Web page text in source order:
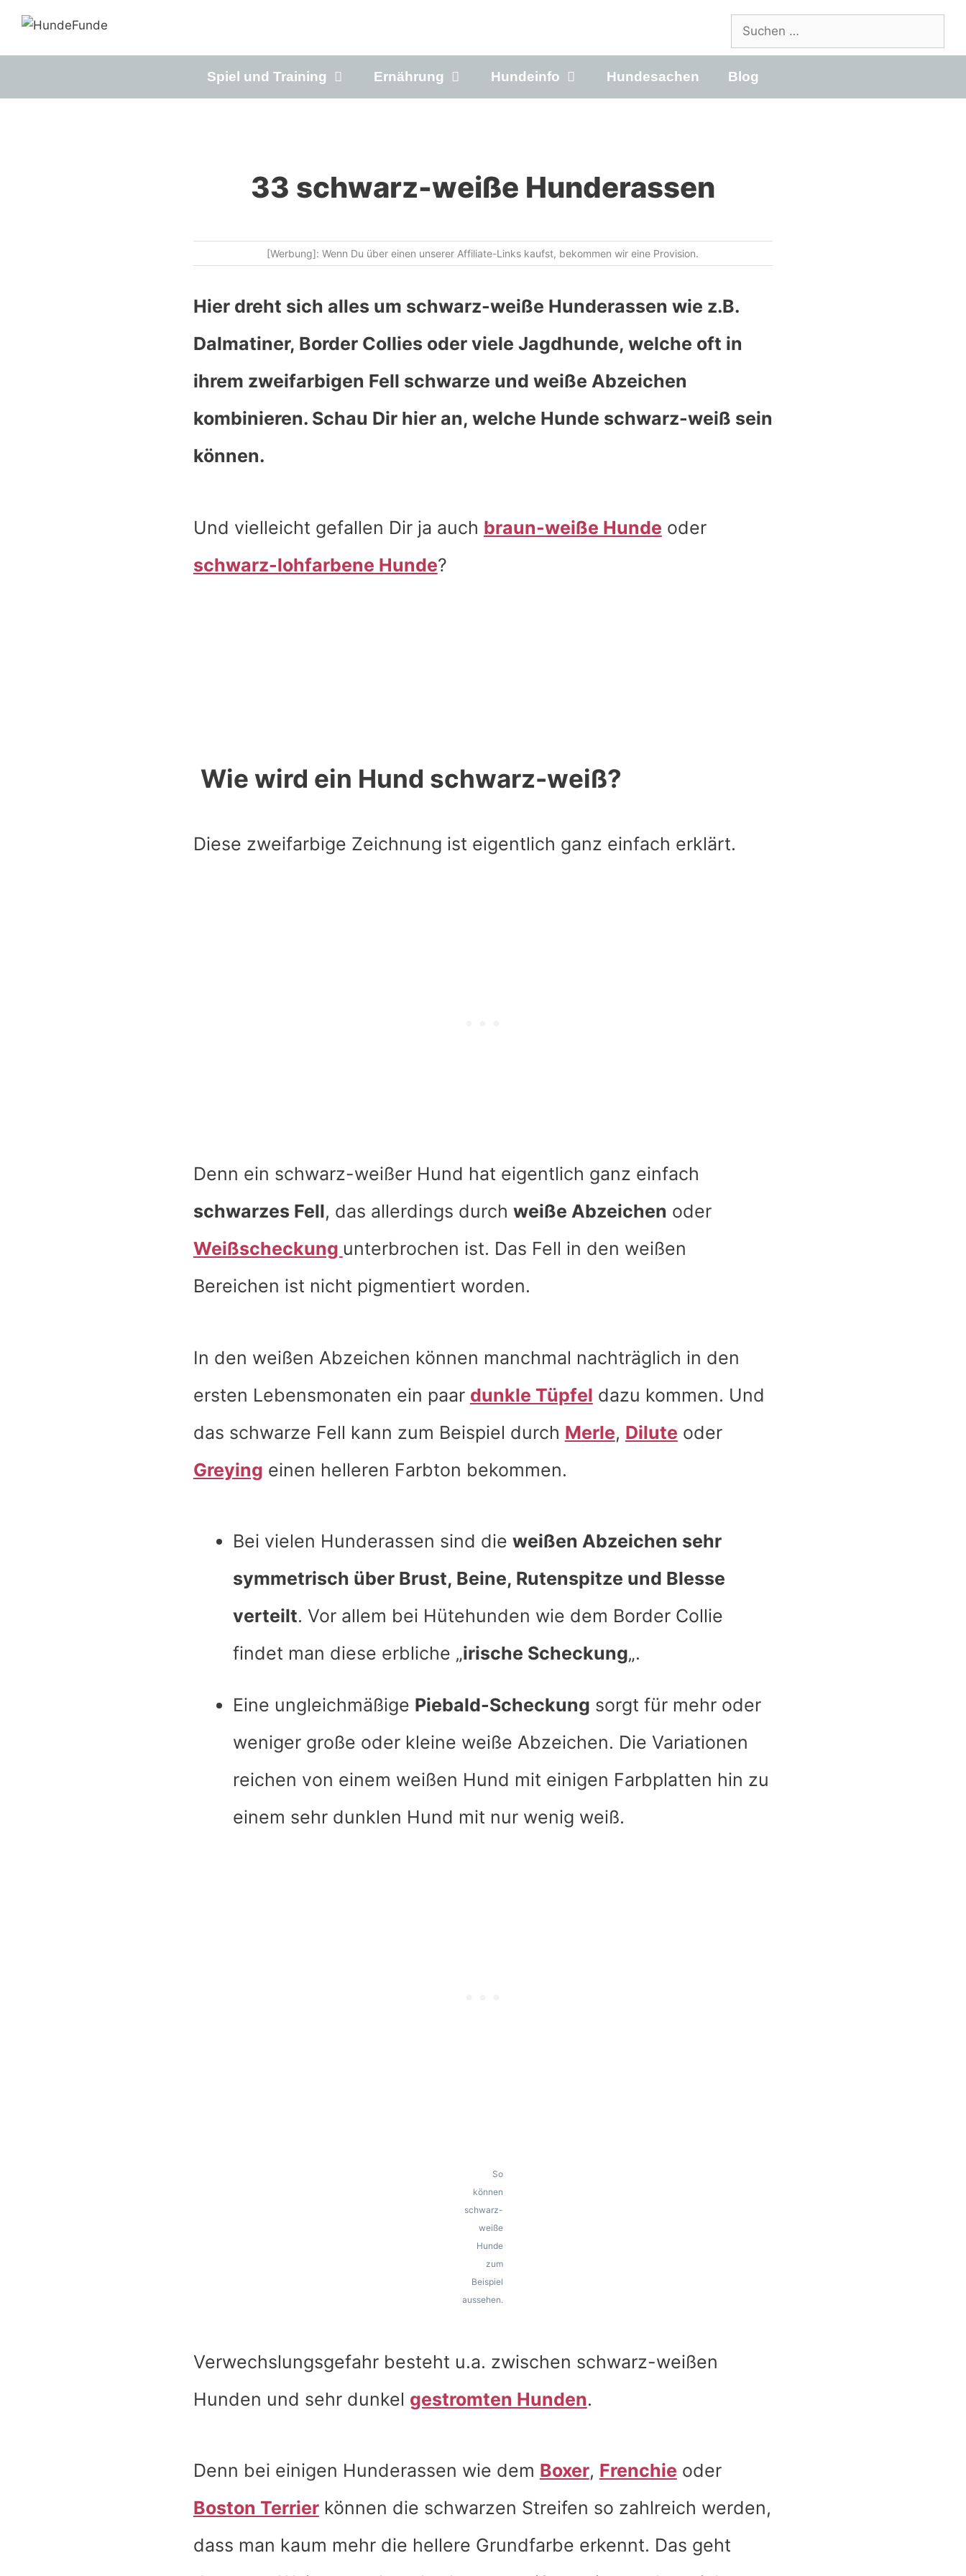
Inhalt
Suchen
nach:
Spiel und Training Ernährung Hundeinfo Hundesachen Blog
33 schwarz-weiße Hunderassen
[Werbung]: Wenn Du über einen unserer Affiliate-Links kaufst, bekommen wir eine Provision.
Hier dreht sich alles um schwarz-weiße Hunderassen wie z.B.
Dalmatiner, Border Collies oder viele Jagdhunde, welche oft in
ihrem zweifarbigen Fell schwarze und weiße Abzeichen
kombinieren. Schau Dir hier an, welche Hunde schwarz-weiß sein
können.
Und vielleicht gefallen Dir ja auch braun-weiße Hunde oder
schwarz-lohfarbene Hunde?
Wie wird ein Hund schwarz-weiß?
Diese zweifarbige Zeichnung ist eigentlich ganz einfach erklärt.
Denn ein schwarz-weißer Hund hat eigentlich ganz einfach
schwarzes Fell, das allerdings durch weiße Abzeichen oder
Weißscheckung unterbrochen ist. Das Fell in den weißen
Bereichen ist nicht pigmentiert worden.
In den weißen Abzeichen können manchmal nachträglich in den
ersten Lebensmonaten ein paar dunkle Tüpfel dazu kommen. Und
das schwarze Fell kann zum Beispiel durch Merle, Dilute oder
Greying einen helleren Farbton bekommen.
Bei vielen Hunderassen sind die weißen Abzeichen sehr
symmetrisch über Brust, Beine, Rutenspitze und Blesse
verteilt. Vor allem bei Hütehunden wie dem Border Collie
findet man diese erbliche „irische Scheckung„.
Eine ungleichmäßige Piebald-Scheckung sorgt für mehr oder
weniger große oder kleine weiße Abzeichen. Die Variationen
reichen von einem weißen Hund mit einigen Farbplatten hin zu
einem sehr dunklen Hund mit nur wenig weiß.
So
können
schwarz-
weiße
Hunde
zum
Beispiel
aussehen.
Verwechslungsgefahr besteht u.a. zwischen schwarz-weißen
Hunden und sehr dunkel gestromten Hunden.
Denn bei einigen Hunderassen wie dem Boxer, Frenchie oder
Boston Terrierkönnen die schwarzen Streifen so zahlreich werden,
dass man kaum mehr die hellere Grundfarbe erkennt. Das geht